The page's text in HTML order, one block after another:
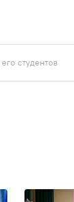
студентов